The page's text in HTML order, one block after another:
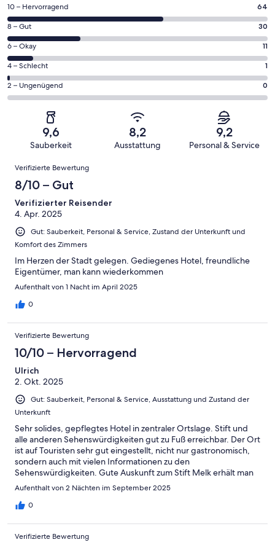
64
von
insgesamt
106
Gästebewertungen
haben
eine
Bewertung
Hervorragend
10 – Hervorragend 64
30
von
insgesamt
106
Gästebewertungen
haben
eine
Bewertung
Gut
8 – Gut 30
11
von
insgesamt
106
Gästebewertungen
Bewertung
Okay
6 – Okay 11
1
von
insgesamt
Gästebewertungen
von
Schlecht
4 – Schlecht 1
0
von
insgesamt
Gästebewertungen
haben
eine
von
Ungenügend
2 – Ungenügend 0
9,6
Sauberkeit
8,2
Ausstattung
9,2
Personal & Service
Bewertungen
Verifizierte Bewertung
8/10 – Gut
Verifizierter Reisender
4. Apr. 2025
Gut: Sauberkeit, Personal & Service, Zustand der Unterkunft und
Komfort des Zimmers
Im Herzen der Stadt gelegen. Gediegenes Hotel, freundliche
Eigentümer, man kann wiederkommen
Aufenthalt von 1 Nacht im April 2025
0
Verifizierte Bewertung
10/10 – Hervorragend
Ulrich
2. Okt. 2025
Gut: Sauberkeit, Personal & Service, Ausstattung und Zustand der
Unterkunft
Sehr solides, gepflegtes Hotel in zentraler Ortslage. Stift und
alle anderen Sehenswürdigkeiten gut zu Fuß erreichbar. Der Ort
ist auf Touristen sehr gut eingestellt, nicht nur gastronomisch,
sondern auch mit vielen Informationen zu den
Sehenswürdigkeiten. Gute Auskunft zum Stift Melk erhält man
auch an der Rezeption im Hotel.
Aufenthalt von 2 Nächten im September 2025
0
Verifizierte Bewertung